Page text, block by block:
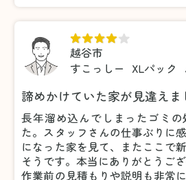
越谷市
すこっしー
XLパック
諦めかけていた家が見違えま
長年溜め込んでしまったゴミ
た。スタッフさんの仕事ぶりに
になった家を見て、またここで
そうです。本当にありがとうござ
作業前の見積もりや説明も非常